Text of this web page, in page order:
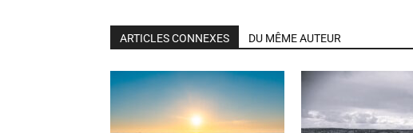
ARTICLES CONNEXES DU MÊME AUTEUR